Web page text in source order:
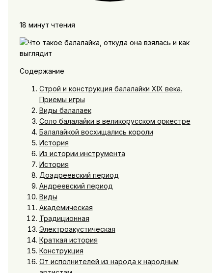
18 минут чтения
Содержание
Строй и конструкция балалайки XIX века.
Приёмы игры
Виды балалаек
Соло балалайки в великорусском оркестре
Балалайкой восхищались короли
История
Из истории инструмента
История
Доадреевский период
Андреевский период
Виды
Академическая
Традиционная
Электроакустическая
Краткая история
Конструкция
От исполнителей из народа к народным